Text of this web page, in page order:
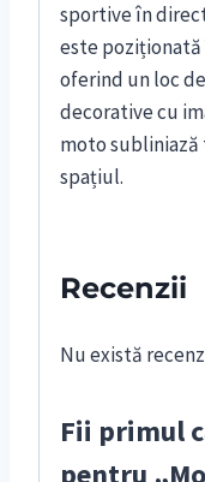
sportive în
este
oferind un loc
decorative cu
moto subliniază
spațiul.
Recenzii
Nu există
Fii primul